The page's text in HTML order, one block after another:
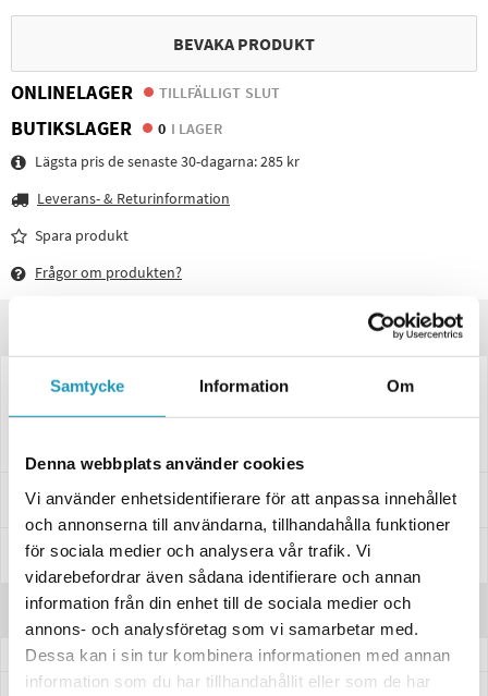
Samtycke Information Om
Denna webbplats använder cookies
Vi använder enhetsidentifierare för att anpassa innehållet
och annonserna till användarna, tillhandahålla funktioner
för sociala medier och analysera vår trafik. Vi
vidarebefordrar även sådana identifierare och annan
information från din enhet till de sociala medier och
annons- och analysföretag som vi samarbetar med.
Dessa kan i sin tur kombinera informationen med annan
information som du har tillhandahållit eller som de har
BEVAKA PRODUKT
ONLINELAGER TILLFÄLLIGT SLUT
BUTIKSLAGER 0 I LAGER
Lägsta pris de senaste 30-dagarna:285 kr
Leverans- & Returinformation
Spara produkt
Frågor om produkten?
3120021
SAW Reservglas till släpvagn, utförande: SAW/TALMU/HELLA Höger
Specifikationer
Manualer & Guider
Recensioner